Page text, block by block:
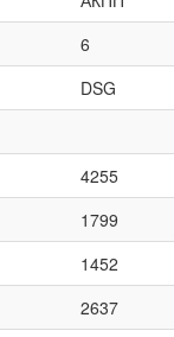
6
DSG
4255
1799
1452
2637